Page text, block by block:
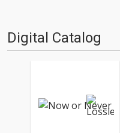
Digital Catalog